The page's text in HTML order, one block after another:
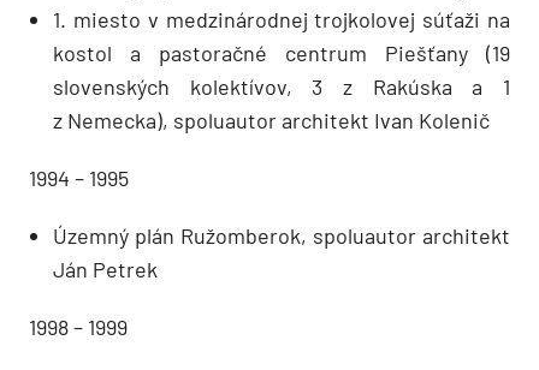
1. miesto v medzinárodnej trojkolovej súťaži na
kostol a pastoračné centrum Piešťany (19
slovenských kolektívov, 3 z Rakúska a 1
z Nemecka), spolu­autor architekt Ivan Kolenič
1994 – 1995
Územný plán Ružomberok, spoluautor architekt
Ján Petrek
1998 – 1999